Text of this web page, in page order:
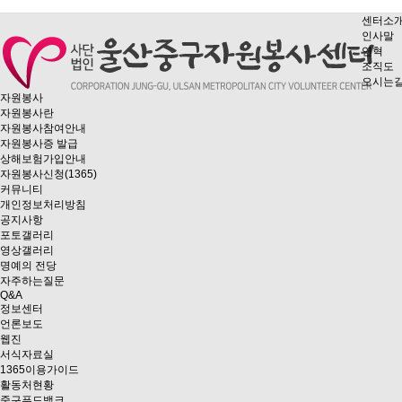
센터소
인사말
연혁
조직도
오시는
자원봉사
자원봉사란
자원봉사참여안내
자원봉사증 발급
상해보험가입안내
자원봉사신청(1365)
커뮤니티
개인정보처리방침
공지사항
포토갤러리
영상갤러리
명예의 전당
자주하는질문
Q&A
정보센터
언론보도
웹진
서식자료실
1365이용가이드
활동처현황